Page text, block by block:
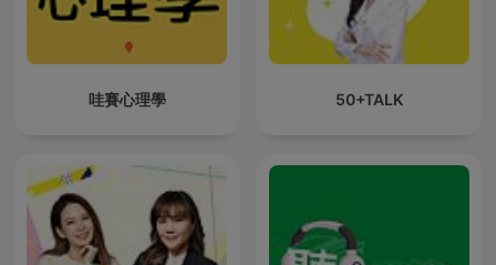
哇賽心理學 50+TALK